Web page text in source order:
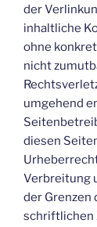
der
inhaltliche
ohne
nicht
umgehend
diesen
Verbreitung
der Grenzen
schriftlichen